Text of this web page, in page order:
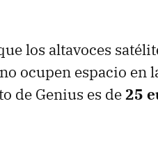
los altavoces
ocupen espacio en
de Genius es de25